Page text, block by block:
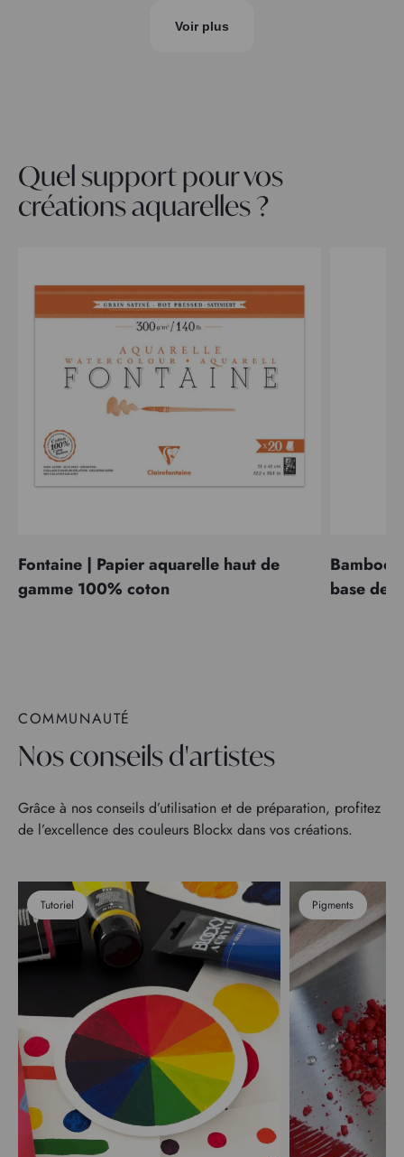
Voir plus
Quel support pour vos
créations aquarelles ?
Fontaine | Papier aquarelle haut de
gamme 100% coton
Bamboo
base de
COMMUNAUTÉ
Nos conseils d'artistes
Grâce à nos conseils d’utilisation et de préparation, profitez
de l’excellence des couleurs Blockx dans vos créations.
Tutoriel Pigments